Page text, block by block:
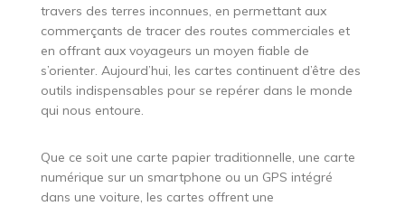
travers des terres inconnues, en permettant aux
commerçants de tracer des routes commerciales et
en offrant aux voyageurs un moyen fiable de
s’orienter. Aujourd’hui, les cartes continuent d’être des
outils indispensables pour se repérer dans le monde
qui nous entoure.
Que ce soit une carte papier traditionnelle, une carte
numérique sur un smartphone ou un GPS intégré
dans une voiture, les cartes offrent une